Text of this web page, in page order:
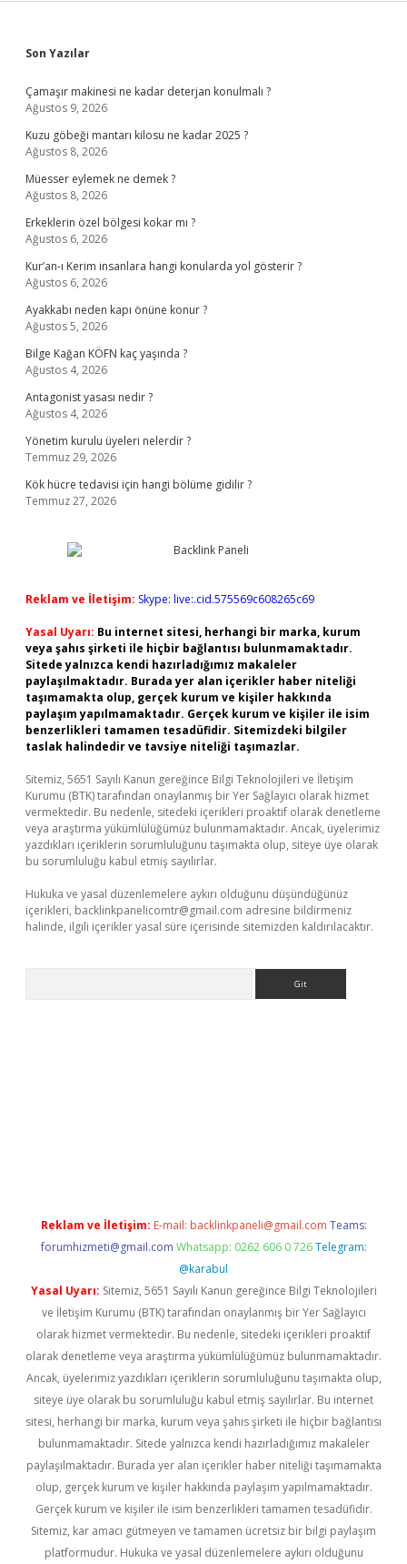
Sidebar
Son Yazılar
Çamaşır makinesi ne kadar deterjan konulmalı ?
Ağustos 9, 2026
Kuzu göbeği mantarı kilosu ne kadar 2025 ?
Ağustos 8, 2026
Müesser eylemek ne demek ?
Ağustos 8, 2026
Erkeklerin özel bölgesi kokar mı ?
Ağustos 6, 2026
Kur’an-ı Kerim insanlara hangi konularda yol gösterir ?
Ağustos 6, 2026
Ayakkabı neden kapı önüne konur ?
Ağustos 5, 2026
Bilge Kağan KÖFN kaç yaşında ?
Ağustos 4, 2026
Antagonist yasası nedir ?
Ağustos 4, 2026
Yönetim kurulu üyeleri nelerdir ?
Temmuz 29, 2026
Kök hücre tedavisi için hangi bölüme gidilir ?
Temmuz 27, 2026
Reklam ve İletişim: Skype: live:.cid.575569c608265c69
Yasal Uyarı: Bu internet sitesi, herhangi bir marka, kurum
veya şahıs şirketi ile hiçbir bağlantısı bulunmamaktadır.
Sitede yalnızca kendi hazırladığımız makaleler
paylaşılmaktadır. Burada yer alan içerikler haber niteliği
taşımamakta olup, gerçek kurum ve kişiler hakkında
paylaşım yapılmamaktadır. Gerçek kurum ve kişiler ile isim
benzerlikleri tamamen tesadüfidir. Sitemizdeki bilgiler
taslak halindedir ve tavsiye niteliği taşımazlar.
Sitemiz, 5651 Sayılı Kanun gereğince Bilgi Teknolojileri ve İletişim
Kurumu (BTK) tarafından onaylanmış bir Yer Sağlayıcı olarak hizmet
vermektedir. Bu nedenle, sitedeki içerikleri proaktif olarak denetleme
veya araştırma yükümlülüğümüz bulunmamaktadır. Ancak, üyelerimiz
yazdıkları içeriklerin sorumluluğunu taşımakta olup, siteye üye olarak
bu sorumluluğu kabul etmiş sayılırlar.
Hukuka ve yasal düzenlemelere aykırı olduğunu düşündüğünüz
içerikleri, backlinkpanelicomtr@gmail.com adresine bildirmeniz
halinde, ilgili içerikler yasal süre içerisinde sitemizden kaldırılacaktır.
Reklam ve İletişim: E-mail: backlinkpaneli@gmail.com Teams:
forumhizmeti@gmail.com Whatsapp: 0262 606 0 726 Telegram:
@karabul
Yasal Uyarı: Sitemiz, 5651 Sayılı Kanun gereğince Bilgi Teknolojileri
ve İletişim Kurumu (BTK) tarafından onaylanmış bir Yer Sağlayıcı
olarak hizmet vermektedir. Bu nedenle, sitedeki içerikleri proaktif
olarak denetleme veya araştırma yükümlülüğümüz bulunmamaktadır.
Ancak, üyelerimiz yazdıkları içeriklerin sorumluluğunu taşımakta olup,
siteye üye olarak bu sorumluluğu kabul etmiş sayılırlar. Bu internet
sitesi, herhangi bir marka, kurum veya şahıs şirketi ile hiçbir bağlantısı
bulunmamaktadır. Sitede yalnızca kendi hazırladığımız makaleler
paylaşılmaktadır. Burada yer alan içerikler haber niteliği taşımamakta
olup, gerçek kurum ve kişiler hakkında paylaşım yapılmamaktadır.
Gerçek kurum ve kişiler ile isim benzerlikleri tamamen tesadüfidir.
Sitemiz, kar amacı gütmeyen ve tamamen ücretsiz bir bilgi paylaşım
platformudur. Hukuka ve yasal düzenlemelere aykırı olduğunu